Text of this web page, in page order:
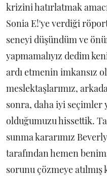
krizini hatırlatmak
Sonia E!'ye verdiği
seneyi düşündüm ve
yapmamalıyız dedim
ardı etmenin imkansız
meslektaşlarımız,
sonra, daha iyi seçimler
olduğumuzu hissettik.
sunma kararımız
tarafından hemen
sorunu çözmeye